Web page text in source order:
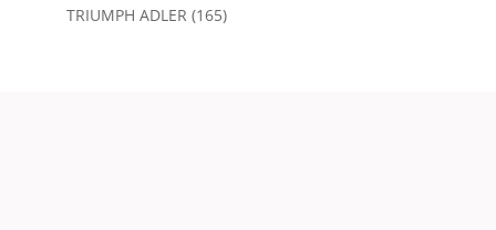
TRIUMPH ADLER (165)